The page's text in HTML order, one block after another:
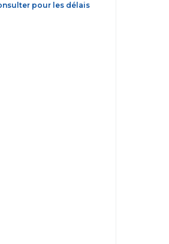
pour les délais